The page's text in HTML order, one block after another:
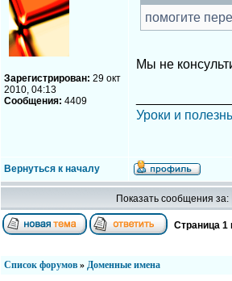
Зарегистрирован: 29 окт
2010, 04:13
Сообщения: 4409
помогите
Мы не
Уроки и
Вернуться к началу
Показать сообщения за:
Страница 1
Список форумов » Доменные имена